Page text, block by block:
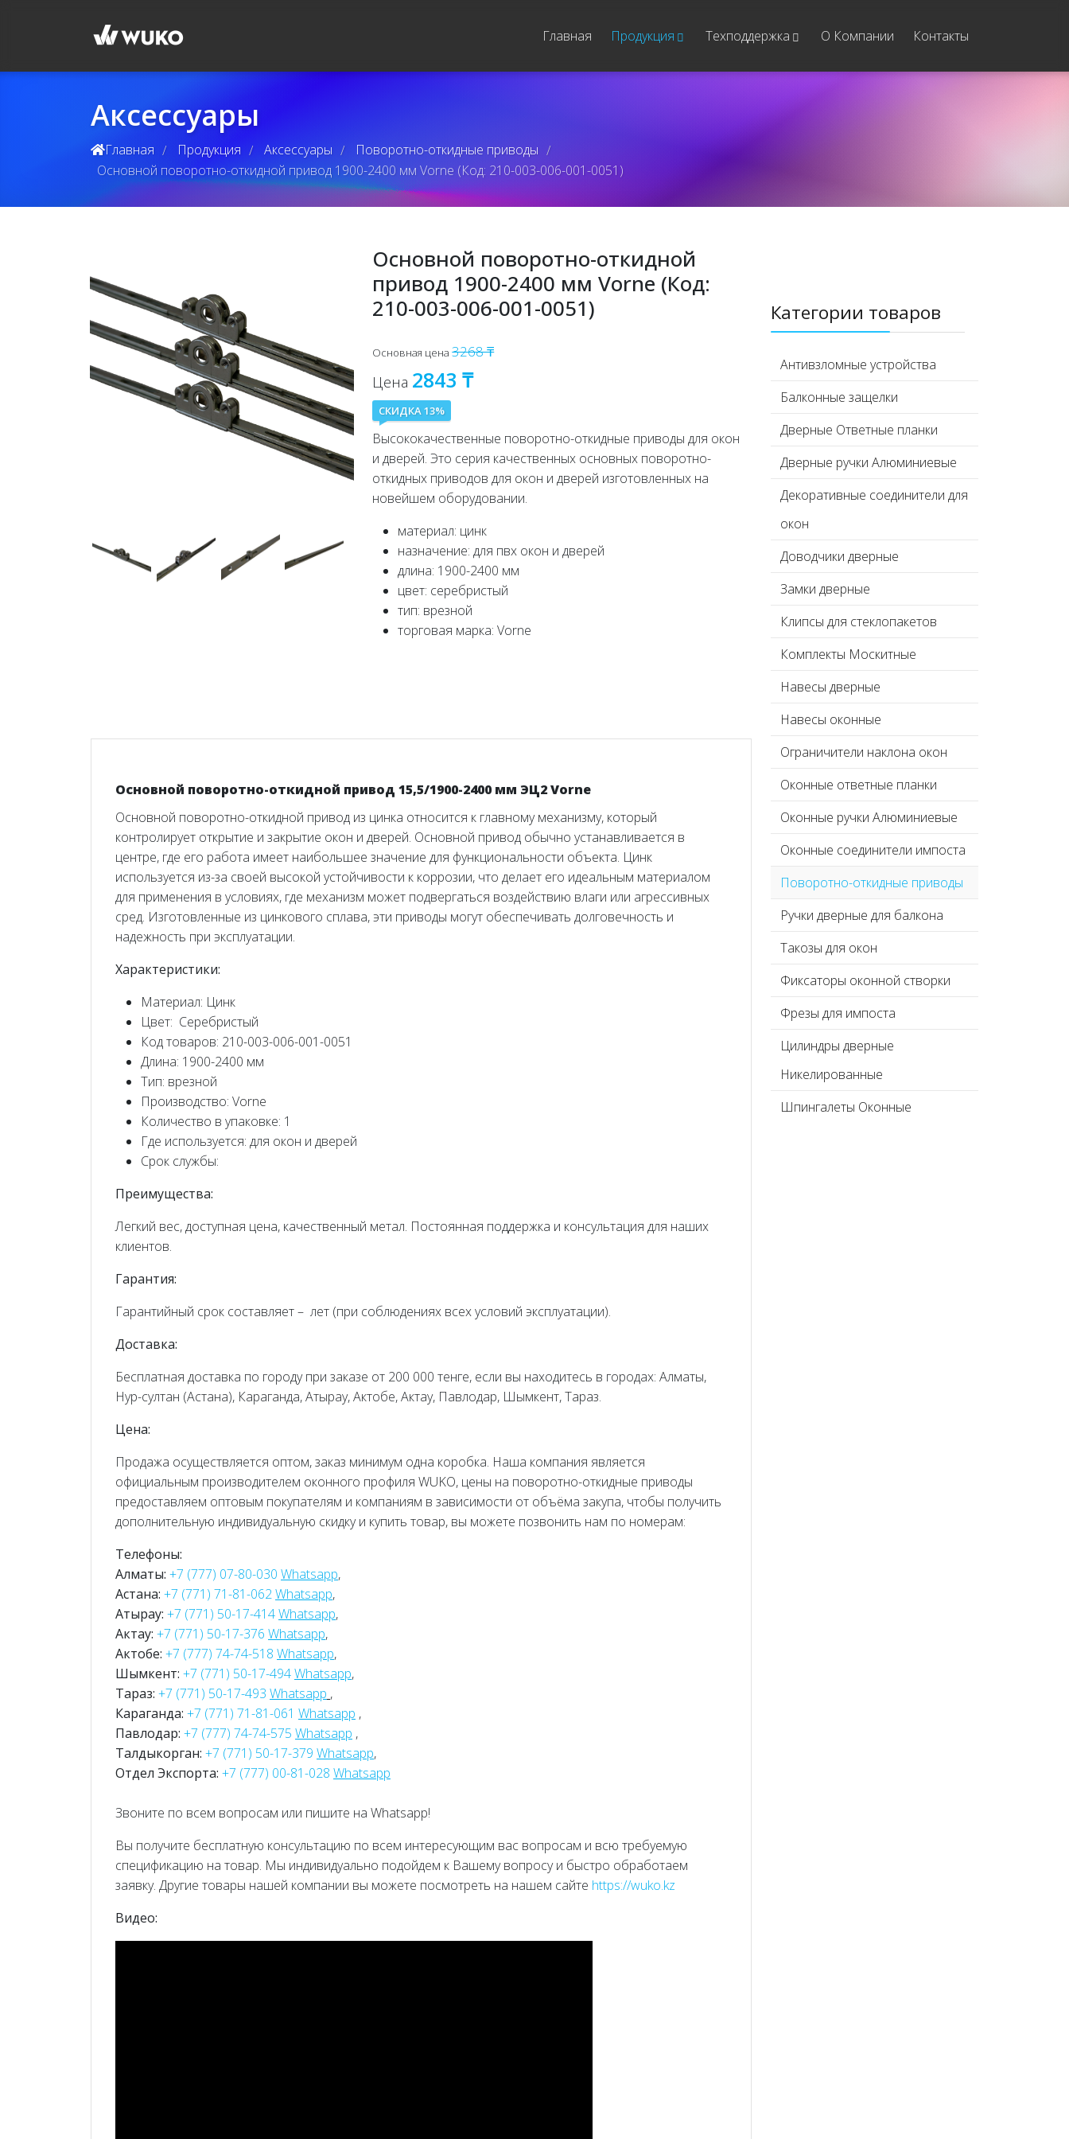
Главная Продукция Техподдержка О Компании Контакты
Аксессуары
Главная / Продукция / Аксессуары / Поворотно-откидные приводы /
Основной поворотно-откидной привод 1900-2400 мм Vorne (Код: 210-003-006-001-0051)
Основной поворотно-откидной
привод 1900-2400 мм Vorne (Код:
210-003-006-001-0051)
Основная цена3268 ₸
Цена 2843 ₸
СКИДКА 13%
Высококачественные поворотно-откидные приводы для окон
и дверей. Это серия качественных основных поворотно-
откидных приводов для окон и дверей изготовленных на
новейшем оборудовании.
материал: цинк
назначение: для пвх окон и дверей
длина: 1900-2400 мм
цвет: серебристый
тип: врезной
торговая марка: Vorne
Основной поворотно-откидной привод 15,5/1900-2400 мм ЭЦ2 Vorne
Основной поворотно-откидной привод из цинка относится к главному механизму, который
контролирует открытие и закрытие окон и дверей. Основной привод обычно устанавливается в
центре, где его работа имеет наибольшее значение для функциональности объекта. Цинк
используется из-за своей высокой устойчивости к коррозии, что делает его идеальным материалом
для применения в условиях, где механизм может подвергаться воздействию влаги или агрессивных
сред. Изготовленные из цинкового сплава, эти приводы могут обеспечивать долговечность и
надежность при эксплуатации.
Характеристики:
Материал: Цинк
Цвет: Серебристый
Код товаров: 210-003-006-001-0051
Длина: 1900-2400 мм
Тип: врезной
Производство: Vorne
Количество в упаковке: 1
Где используется: для окон и дверей
Срок службы:
Преимущества:
Легкий вес, доступная цена, качественный метал. Постоянная поддержка и консультация для наших
клиентов.
Гарантия:
Гарантийный срок составляет – лет (при соблюдениях всех условий эксплуатации).
Доставка:
Бесплатная доставка по городу при заказе от 200 000 тенге, если вы находитесь в городах: Алматы,
Нур-султан (Астана), Караганда, Атырау, Актобе, Актау, Павлодар, Шымкент, Тараз.
Цена:
Продажа осуществляется оптом, заказ минимум одна коробка. Наша компания является
официальным производителем оконного профиля WUKO, цены на поворотно-откидные приводы
предоставляем оптовым покупателям и компаниям в зависимости от объёма закупа, чтобы получить
дополнительную индивидуальную скидку и купить товар, вы можете позвонить нам по номерам:
Телефоны:
Алматы: +7 (777) 07-80-030 Whatsapp,
Астана: +7 (771) 71-81-062Whatsapp,
Атырау: +7 (771) 50-17-414Whatsapp,
Актау: +7 (771) 50-17-376 Whatsapp,
Актобе: +7 (777) 74-74-518 Whatsapp,
Шымкент: +7 (771) 50-17-494Whatsapp,
Тараз: +7 (771) 50-17-493 Whatsapp ,
Караганда: +7 (771) 71-81-061 Whatsapp ,
Павлодар: +7 (777) 74-74-575 Whatsapp ,
Талдыкорган: +7 (771) 50-17-379 Whatsapp,
Отдел Экспорта: +7 (777) 00-81-028 Whatsapp
Звоните по всем вопросам или пишите на Whatsapp!
Вы получите бесплатную консультацию по всем интересующим вас вопросам и всю требуемую
спецификацию на товар. Мы индивидуально подойдем к Вашему вопросу и быстро обработаем
заявку. Другие товары нашей компании вы можете посмотреть на нашем сайте https://wuko.kz
Видео:
Категории товаров
Антивзломные устройства
Балконные защелки
Дверные Ответные планки
Дверные ручки Алюминиевые
Декоративные соединители для
окон
Доводчики дверные
Замки дверные
Клипсы для стеклопакетов
Комплекты Москитные
Навесы дверные
Навесы оконные
Ограничители наклона окон
Оконные ответные планки
Оконные ручки Алюминиевые
Оконные соединители импоста
Поворотно-откидные приводы
Ручки дверные для балкона
Такозы для окон
Фиксаторы оконной створки
Фрезы для импоста
Цилиндры дверные
Никелированные
Шпингалеты Оконные